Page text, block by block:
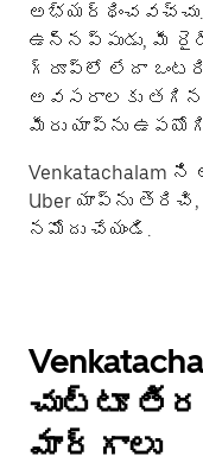
ఉన్నప్పుడు, మీ రైడ్
గ్రూప్؜లో లేదా ఒంటరిగా ప్రయాణిస్తున్నా, మీ
అవసరాలకు తగిన
మీరు యాప్‌ను
Venkatachalam
Uber యాప్‌ను
నమోదు చేయండి.
చుట్టూ
మార్గాలు